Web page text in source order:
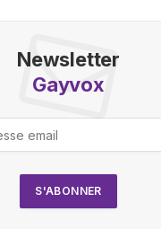
Newsletter
Gayvox